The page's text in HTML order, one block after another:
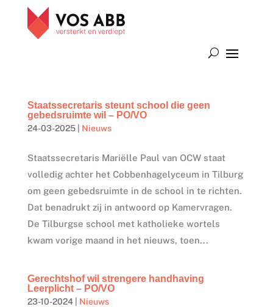
Staatssecretaris steunt school die geen
gebedsruimte wil – PO/VO
24-03-2025| Nieuws
Staatssecretaris Mariëlle Paul van OCW staat
volledig achter het Cobbenhagelyceum in Tilburg
om geen gebedsruimte in de school in te richten.
Dat benadrukt zij in antwoord op Kamervragen.
De Tilburgse school met katholieke wortels
kwam vorige maand in het nieuws, toen...
Gerechtshof wil strengere handhaving
Leerplicht – PO/VO
23-10-2024| Nieuws